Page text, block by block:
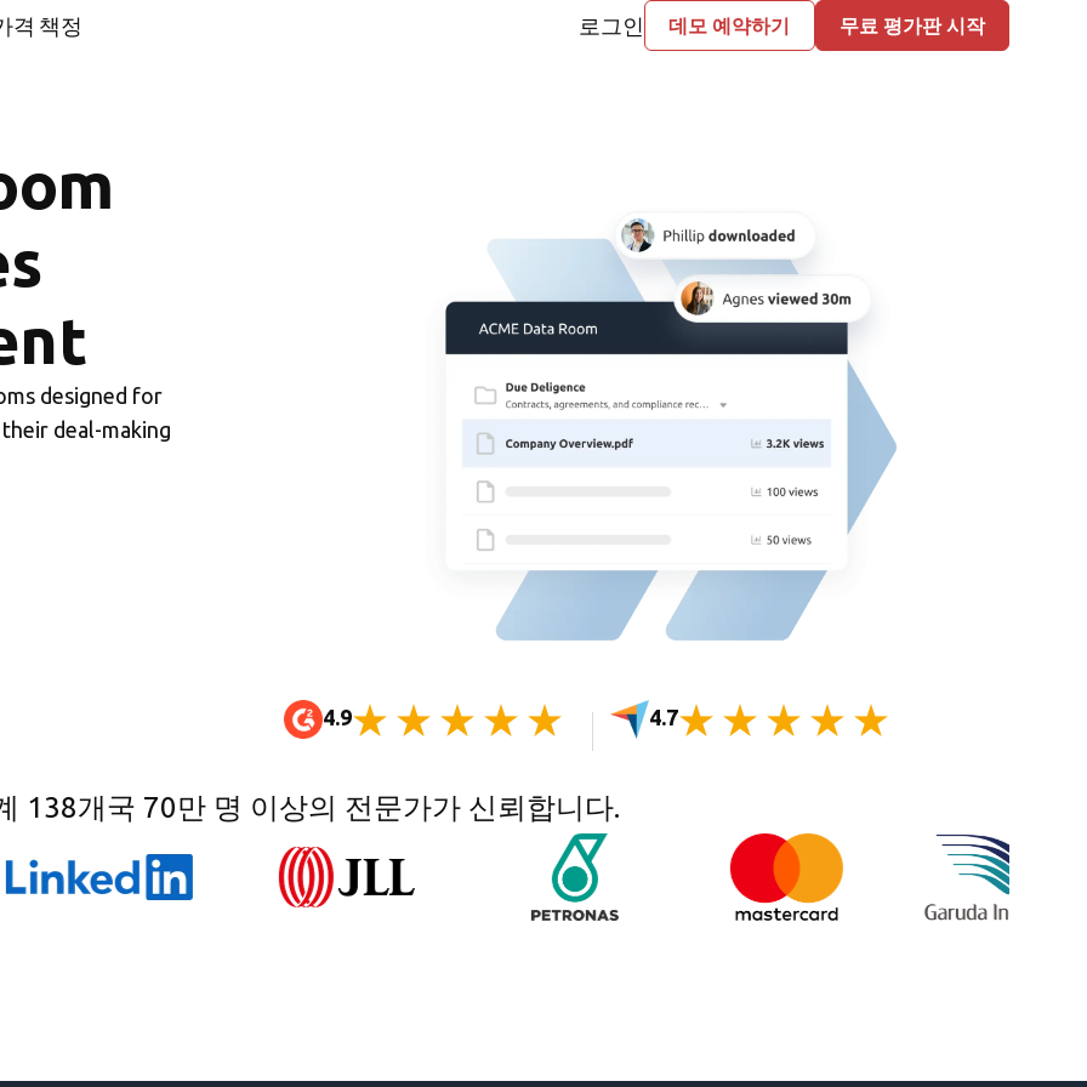
격 책정 로그인 데모 예약하기 무료 평가판 시작
designed for
deal-making
4.9 4.7
138개국 70만 명 이상의 전문가가 신뢰합니다.